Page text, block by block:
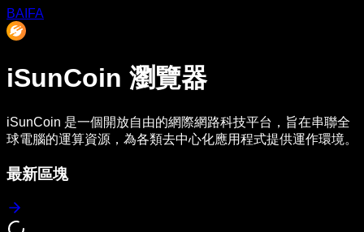
BAIFA
iSunCoin 瀏覽器
iSunCoin 是一個開放自由的網際網路科技平台，旨在串聯全
球電腦的運算資源，為各類去中心化應用程式提供運作環境。
最新區塊